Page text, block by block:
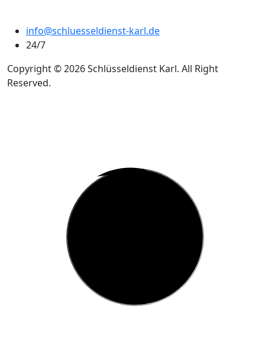
info@schluesseldienst-karl.de
24/7
Copyright © 2026 Schlüsseldienst Karl. All Right
Reserved.